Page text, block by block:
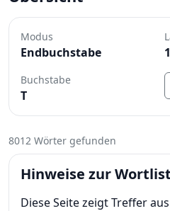
Modus
Endbuchstabe
Buchstabe
T
8012 Wörter gefunden
Hinweise zur
Diese Seite zeigt Treffer